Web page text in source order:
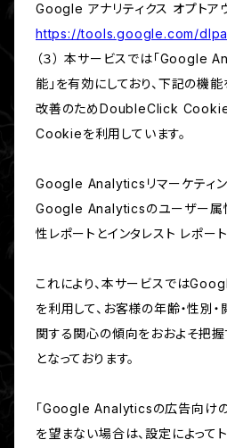
Google アナリティクス オプトアウ
https://tools.google.com/
（３） 本サービスでは「Google
能」を有効にしており、下記の機
改善のためDoubleClick Cookie
Cookieを利用しています。
Google Analyticsリマーケティ
Google Analyticsのユーザー属
性レポートとインタレスト レポート
これにより、本サービスでは
を利用して、お客様の年齢・性別
関する関心の傾向をおおよそ把
となっております。
「Google Analyticsの広告向けの
を望まない場合は、設定によって